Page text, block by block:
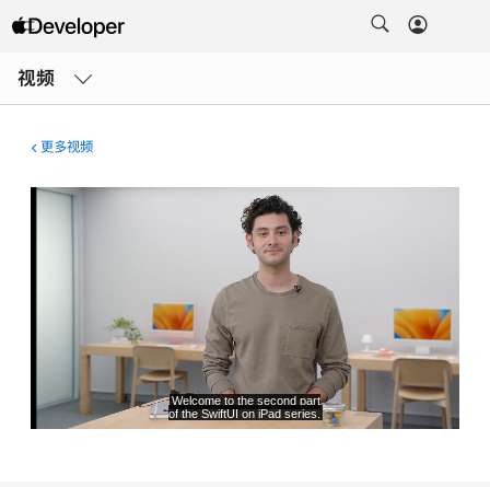
视频
单
更多视频